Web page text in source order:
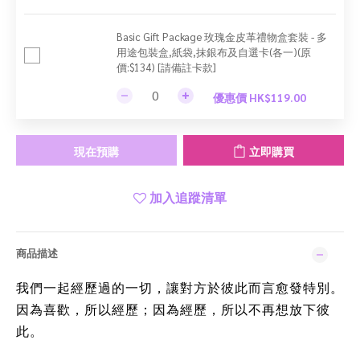
Basic Gift Package 玫瑰金皮革禮物盒套裝 - 多
用途包裝盒,紙袋,抹銀布及自選卡(各一)(原
價:$134) [請備註卡款]
優惠價 HK$119.00
現在預購 立即購買
加入追蹤清單
商品描述
我們一起經歷過的一切，讓對方於彼此而言愈發特別。
因為喜歡，所以經歷；因為經歷，所以不再想放下彼
此。